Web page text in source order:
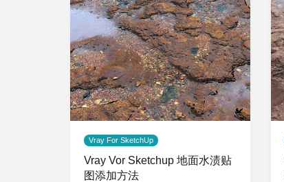
Vray For SketchUp
Vray Vor Sketchup 地面水渍贴
图添加方法